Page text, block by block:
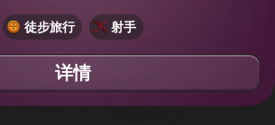
徒步旅行 射手
详情